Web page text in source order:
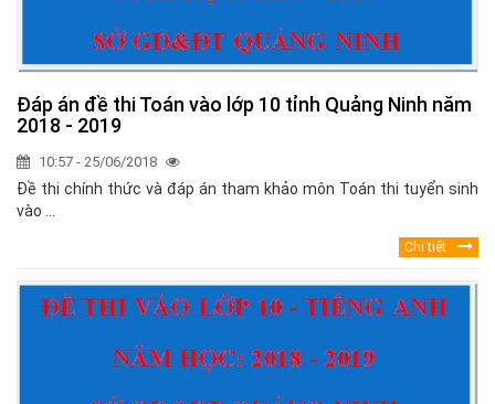
Đáp án đề thi Toán vào lớp 10 tỉnh Quảng Ninh năm
2018 - 2019
10:57 - 25/06/2018
Đề thi chính thức và đáp án tham khảo môn Toán thi tuyển sinh
vào ...
Chi tiết